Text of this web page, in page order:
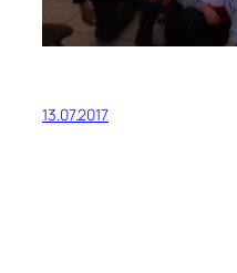
13.07.2017